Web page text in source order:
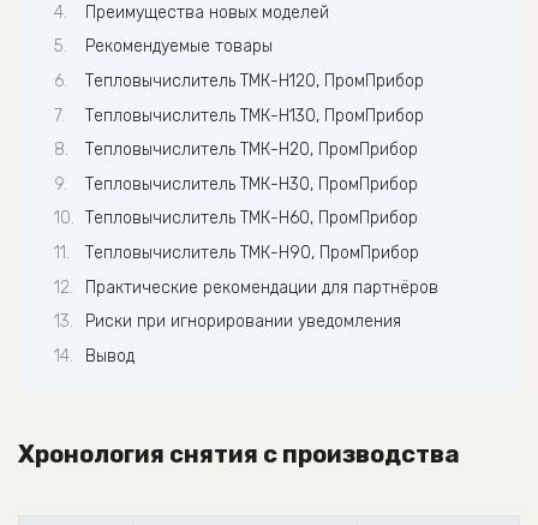
Преимущества новых моделей
Рекомендуемые товары
Тепловычислитель ТМК-Н120, ПромПрибор
Тепловычислитель ТМК-Н130, ПромПрибор
Тепловычислитель ТМК-Н20, ПромПрибор
Тепловычислитель ТМК-Н30, ПромПрибор
Тепловычислитель ТМК-Н60, ПромПрибор
Тепловычислитель ТМК-Н90, ПромПрибор
Практические рекомендации для партнёров
Риски при игнорировании уведомления
Вывод
Хронология снятия с производства